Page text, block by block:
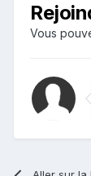
Vous